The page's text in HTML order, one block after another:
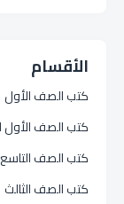
الأقسام
كتب الصف الأول
كتب الصف الأول
كتب الصف التاسع
كتب الصف الثالث